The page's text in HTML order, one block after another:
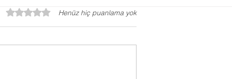
5 üzerinden 0 yıldızHenüz hiç puanlama yok